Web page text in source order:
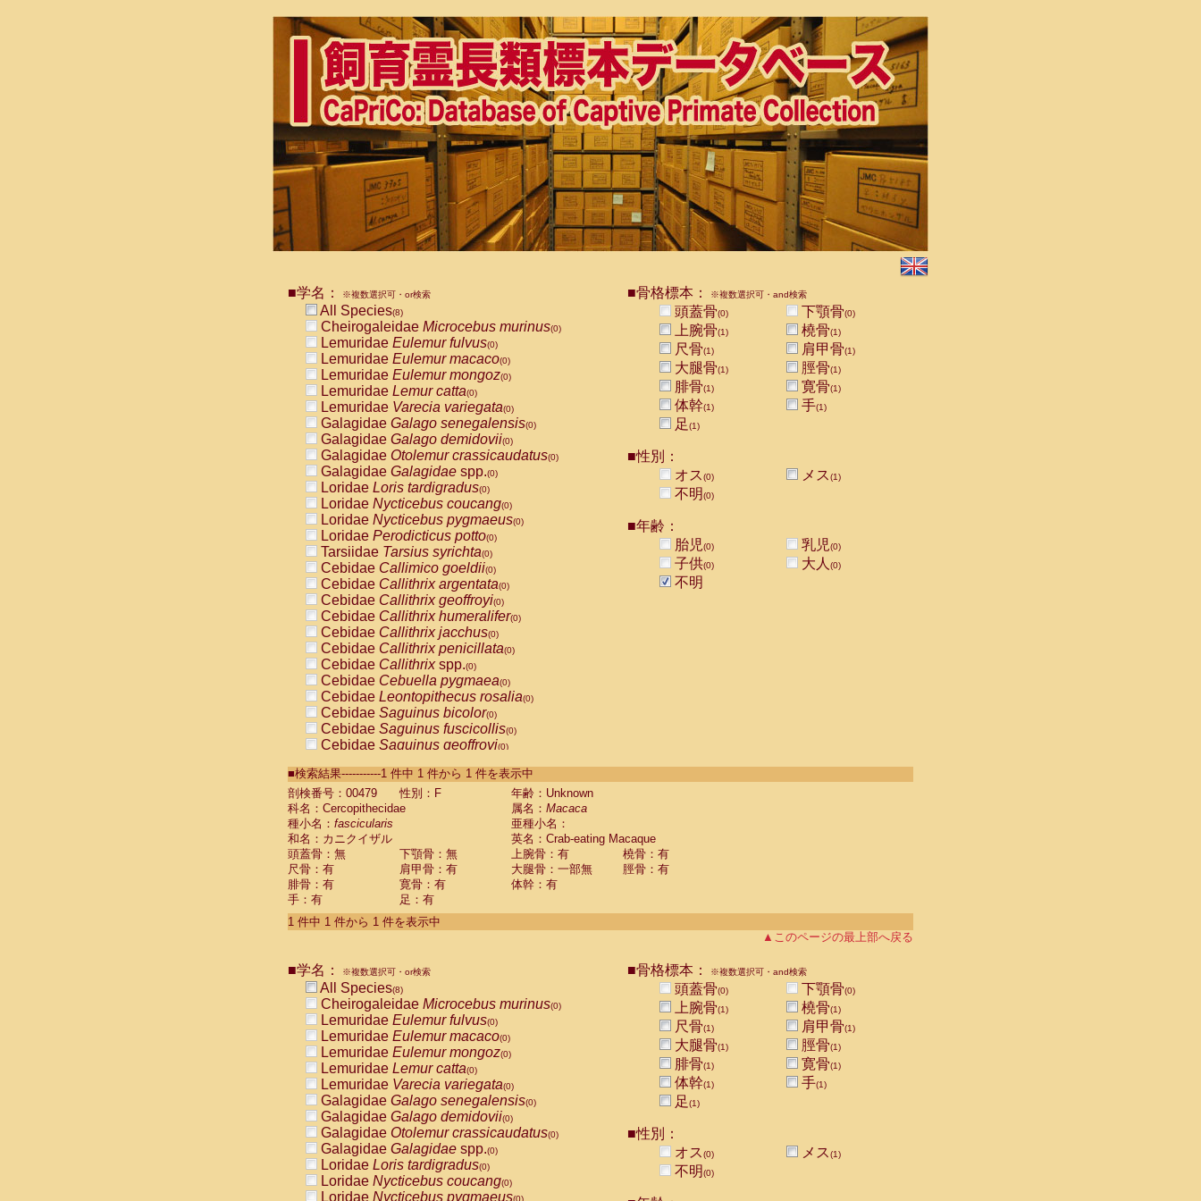
■学名： ※複数選択可・or検索
All Species(8)
Cheirogaleidae Microcebus murinus(0)
Lemuridae Eulemur fulvus(0)
Lemuridae Eulemur macaco(0)
Lemuridae Eulemur mongoz(0)
Lemuridae Lemur catta(0)
Lemuridae Varecia variegata(0)
Galagidae Galago senegalensis(0)
Galagidae Galago demidovii(0)
Galagidae Otolemur crassicaudatus(0)
Galagidae Galagidae spp.(0)
Loridae Loris tardigradus(0)
Loridae Nycticebus coucang(0)
Loridae Nycticebus pygmaeus(0)
Loridae Perodicticus potto(0)
Tarsiidae Tarsius syrichta(0)
Cebidae Callimico goeldii(0)
Cebidae Callithrix argentata(0)
Cebidae Callithrix geoffroyi(0)
Cebidae Callithrix humeralifer(0)
Cebidae Callithrix jacchus(0)
Cebidae Callithrix penicillata(0)
Cebidae Callithrixspp.(0)
Cebidae Cebuella pygmaea(0)
Cebidae Leontopithecus rosalia(0)
Cebidae Saguinus bicolor(0)
Cebidae Saguinus fuscicollis(0)
Cebidae Saguinus geoffroyi(0)
CebidaeSaguinus labiatus(0)
Cebidae Saguinus leucopus (0)
CebidaeSaguinus midas
CebidaeSaguinus mystax
CebidaeSaguinus nigricollis (1)
Cebidae Saguinus oedipus
Cebidae Saguinus weddelli
Cebidae Saguinusspp.
Cebidae Aotus trivirgatus
Cebidae Cebus albifrons
CebidaeCebus nigrivittatus
CebidaeCebus
CebidaeSaimiri boliviensis(0)
CebidaeSaimiri sciureus(0)
AtelidaeAlouatta caraya(0)
AtelidaeAlouatta fusca(0)
AtelidaeAlouatta seniculus
AtelidaeAlouattaspp.(0)
AtelidaeAteles belzebuth(0)
AtelidaeAteles geoffroyi(0)
AtelidaeAteles paniscus(0)
AtelidaeAtelesspp.(0)
Atelidae Lagothrix lagothricha
AtelidaeLagothrix lagothricha cana
PitheciidaeCacajao calvus rubicundus
■骨格標本： ※複数選択可・and検索
頭蓋骨(0) 下顎骨(0)
上腕骨(1) 橈骨(1)
尺骨(1) 肩甲骨(1)
大腿骨(1) 脛骨(1)
腓骨(1) 寛骨(1)
体幹(1) 手(1)
足(1)
■性別：
オス(0) メス(1)
不明(0)
■年齢：
胎児(0) 乳児(0)
子供(0) 大人 (0)
不明
■検索結果-----------1 件中 1 件から 1 件を表示中
剖検番号：00479
性別：F
年齢：Unknown
科名：Cercopithecidae
属名： Macaca
種小名： fascicularis
亜種小名：
和名：カニクイザル
英名：Crab-eating Macaque
頭蓋骨：無
下顎骨：無 上腕骨：有
橈骨：有
尺骨：有
肩甲骨：有 大腿骨：一部無
脛骨：有
腓骨：有
寛骨：有
体幹：有
手：有
足：有
1 件中 1 件から 1 件を表示中
▲このページの最上部へ戻る
■学名： ※複数選択可・or検索
All Species(8)
Cheirogaleidae Microcebus murinus(0)
Lemuridae Eulemur fulvus(0)
Lemuridae Eulemur macaco(0)
Lemuridae Eulemur mongoz(0)
Lemuridae Lemur catta(0)
Lemuridae Varecia variegata(0)
Galagidae Galago senegalensis(0)
Galagidae Galago demidovii(0)
Galagidae Otolemur crassicaudatus(0)
Galagidae Galagidae spp.(0)
Loridae Loris tardigradus(0)
Loridae Nycticebus coucang(0)
Loridae Nycticebus pygmaeus(0)
■骨格標本： ※複数選択可・and検索
頭蓋骨(0) 下顎骨(0)
上腕骨(1) 橈骨(1)
尺骨(1) 肩甲骨(1)
大腿骨(1) 脛骨(1)
腓骨(1) 寛骨(1)
体幹(1) 手(1)
足(1)
■性別：
オス(0) メス(1)
不明(0)